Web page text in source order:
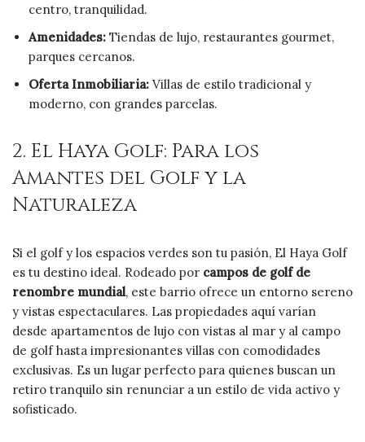
centro, tranquilidad.
Amenidades: Tiendas de lujo, restaurantes gourmet,
parques cercanos.
Oferta Inmobiliaria: Villas de estilo tradicional y
moderno, con grandes parcelas.
2. El Haya Golf: Para los
Amantes del Golf y la
Naturaleza
Si el golf y los espacios verdes son tu pasión, El Haya Golf
es tu destino ideal. Rodeado por campos de golf de
renombre mundial, este barrio ofrece un entorno sereno
y vistas espectaculares. Las propiedades aquí varían
desde apartamentos de lujo con vistas al mar y al campo
de golf hasta impresionantes villas con comodidades
exclusivas. Es un lugar perfecto para quienes buscan un
retiro tranquilo sin renunciar a un estilo de vida activo y
sofisticado.